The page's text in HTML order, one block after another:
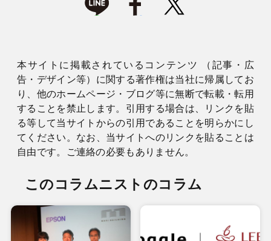
本サイトに掲載されているコンテンツ （記事・広
告・デザイン等）に関する著作権は当社に帰属してお
り、他のホームページ・ブログ等に無断で転載・転用
することを禁止します。引用する場合は、リンクを貼
る等して当サイトからの引用であることを明らかにし
てください。なお、当サイトへのリンクを貼ることは
自由です。ご連絡の必要もありません。
このコラムニストのコラム